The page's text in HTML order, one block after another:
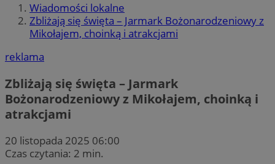
Wiadomości lokalne
Zbliżają się święta – Jarmark Bożonarodzeniowy z
Mikołajem, choinką i atrakcjami
reklama
Zbliżają się święta – Jarmark
Bożonarodzeniowy z Mikołajem, choinką i
atrakcjami
20 listopada 2025 06:00
Czas czytania: 2 min.